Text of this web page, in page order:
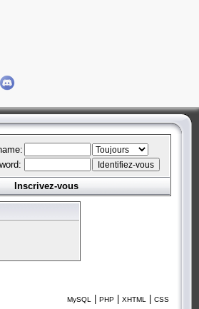
Inscrivez-vous
MySQL PHP XHTML CSS